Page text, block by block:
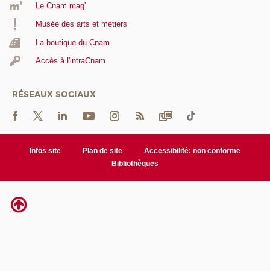
Le Cnam mag'
Musée des arts et métiers
La boutique du Cnam
Accès à l'intraCnam
RÉSEAUX SOCIAUX
Infos site Plan de site
Accessibilité: non conforme
Bibliothèques